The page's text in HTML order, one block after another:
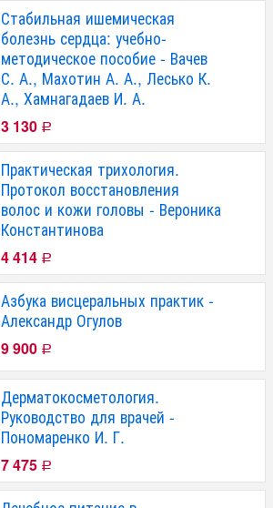
Стабильная ишемическая
болезнь сердца: учебно-
методическое пособие - Вачев
С. А., Махотин А. А., Лесько К.
А., Хамнагадаев И. А.
3 130 Р
Практическая трихология.
Протокол восстановления
волос и кожи головы - Вероника
Константинова
4 414 Р
Азбука висцеральных практик -
Александр Огулов
9 900 Р
Дерматокосметология.
Руководство для врачей -
Пономаренко И. Г.
7 475 Р